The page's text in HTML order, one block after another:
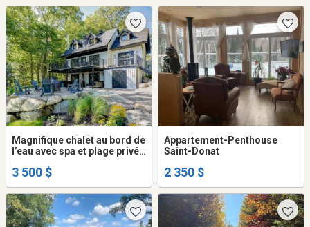
Magnifique chalet au bord de
l’eau avec spa et plage privée
3 500 $
Appartement-Penthouse
Saint-Donat
2 350 $